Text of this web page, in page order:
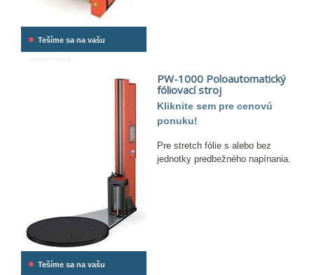
• Tešíme sa na vašu
• Tešíme sa na vašu
PW-1000 Poloautomatický
fóliovací stroj
Kliknite sem pre cenovú
ponuku!
Pre stretch fólie s alebo bez
jednotky predbežného napínania.